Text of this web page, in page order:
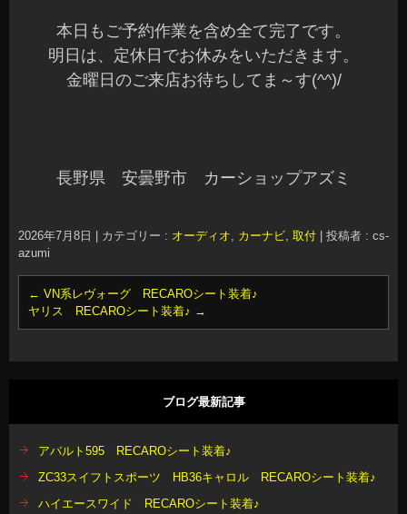
本日もご予約作業を含め全て完了です。
明日は、定休日でお休みをいただきます。
金曜日のご来店お待ちしてま～す(^^)/
長野県 安曇野市 カーショップアズミ
2026年7月8日 カテゴリー : オーディオ, カーナビ, 取付
投稿者 : cs-
azumi
← VN系レヴォーグ RECAROシート装着♪
ヤリス RECAROシート装着♪ →
ブログ最新記事
アバルト595 RECAROシート装着♪
ZC33スイフトスポーツ HB36キャロル RECAROシート装着♪
ハイエースワイド RECAROシート装着♪